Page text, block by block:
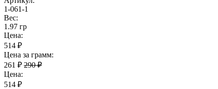
1-061-1
Вес:
1.97 гр
Цена:
514 ₽
Цена за грамм:
261 ₽ 290 ₽
Цена:
514 ₽